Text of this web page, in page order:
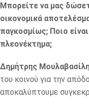
Μπορείτε να μας
οικονομικά
παγκοσμίως; Ποιο
πλεονέκτημα;
Δημήτρης
του κοινού για την
αποκαλύπτουμε